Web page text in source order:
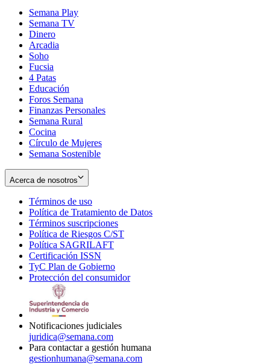
Semana Play
Semana TV
Dinero
Arcadia
Soho
in
new
window
Fucsia
in
new
window
4 Patas
Educación
Foros Semana
Finanzas Personales
Semana Rural
Cocina
Círculo de Mujeres
Semana Sostenible
Acerca de nosotros
Términos de uso
in
new
window
Política de Tratamiento de Datos
Términos suscripciones
in
Política de Riesgos C/ST
Política SAGRILAFT
new
window
Certificación ISSN
in
new
TyC Plan de Gobierno
in
Protección del consumidorOpens
Notificaciones judiciales
juridica@semana.com
Para contactar a gestión humana
gestionhumana@semana.com